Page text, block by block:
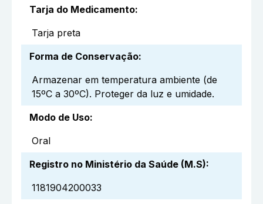
Tarja do Medicamento:
Tarja preta
Forma de Conservação:
Armazenar em temperatura ambiente (de
15ºC a 30ºC). Proteger da luz e umidade.
Modo de Uso:
Oral
Registro no Ministério da Saúde (M.S):
1181904200033